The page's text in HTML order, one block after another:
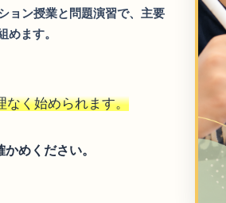
ョン授業と問題演習で、主要
めます。
なく始められます。
めください。